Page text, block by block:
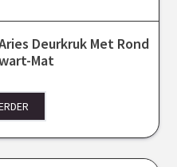
Deurkruk Met Rond
Mat